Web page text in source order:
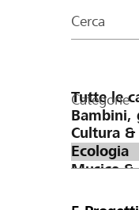
della
Cerca
Categorie